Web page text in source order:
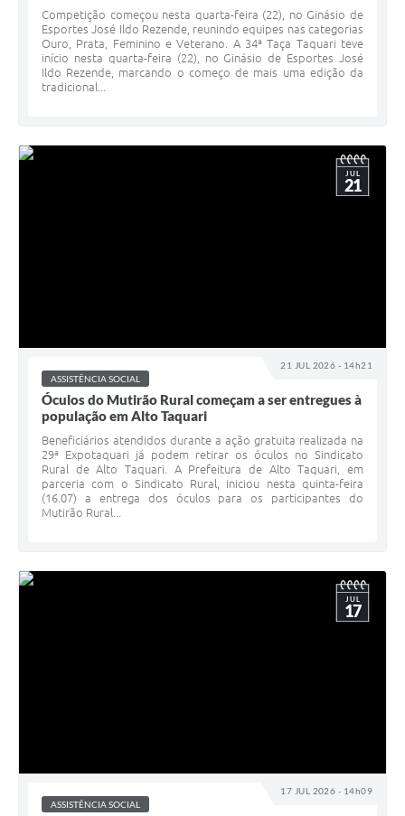
Competição começou nesta quarta-feira (22), no Ginásio de
Esportes José Ildo Rezende, reunindo equipes nas categorias
Ouro, Prata, Feminino e Veterano. A 34ª Taça Taquari teve
início nesta quarta-feira (22), no Ginásio de Esportes José
Ildo Rezende, marcando o começo de mais uma edição da
tradicional...
21 JUL 2026 - 14h21
JUL
21
ASSISTÊNCIA SOCIAL
Óculos do Mutirão Rural começam a ser entregues à
população em Alto Taquari
Beneficiários atendidos durante a ação gratuita realizada na
29ª Expotaquari já podem retirar os óculos no Sindicato
Rural de Alto Taquari. A Prefeitura de Alto Taquari, em
parceria com o Sindicato Rural, iniciou nesta quinta-feira
(16.07) a entrega dos óculos para os participantes do
Mutirão Rural...
17 JUL 2026 - 14h09
JUL
17
ASSISTÊNCIA SOCIAL